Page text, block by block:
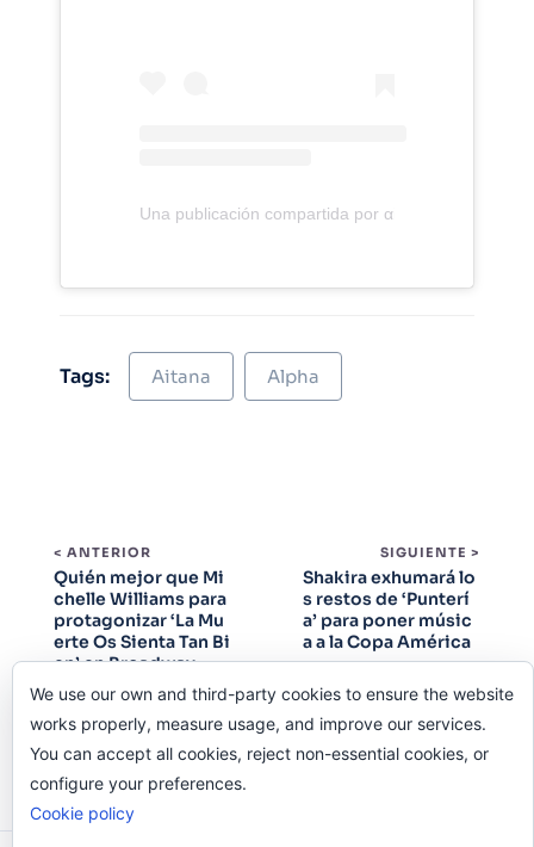
Una publicación compartida por αitana (@aitanax)
Tags: Aitana Alpha
< ANTERIOR
Quién mejor que Mi
chelle Williams para
protagonizar ‘La Mu
erte Os Sienta Tan Bi
en’ en Broadway
SIGUIENTE >
Shakira exhumará lo
s restos de ‘Punterí
a’ para poner músic
a a la Copa América
We use our own and third-party cookies to ensure the website
works properly, measure usage, and improve our services.
You can accept all cookies, reject non-essential cookies, or
configure your preferences.
Cookie policy